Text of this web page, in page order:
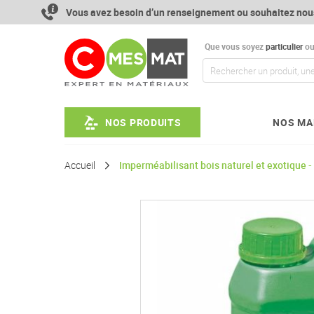
contenu
Vous avez besoin d’un renseignement ou souhaitez
Que vous soyezparticulierou
NOS PRODUITS NOS
Accueil Imperméabilisant bois naturel et exotique -